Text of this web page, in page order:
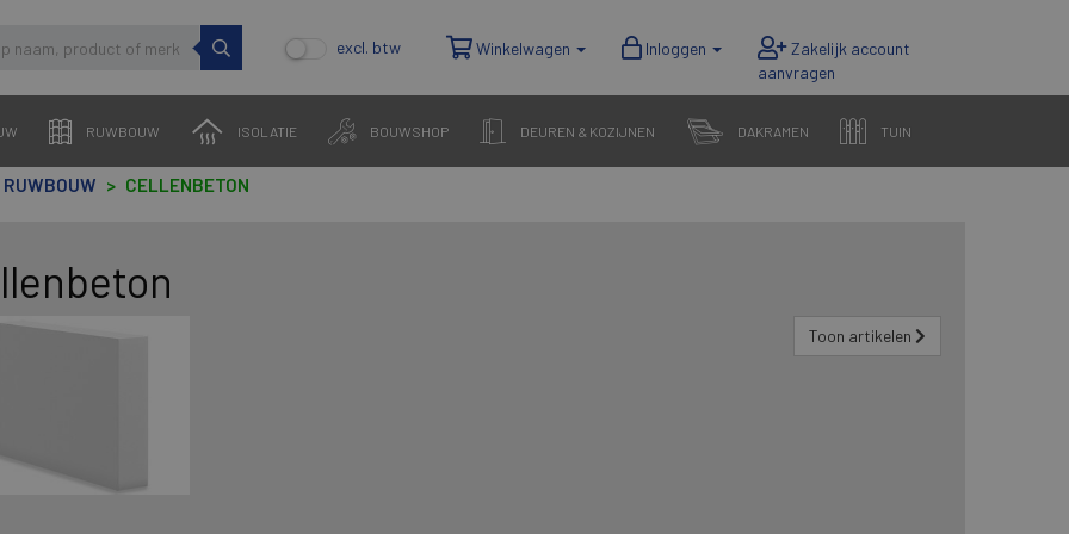
excl. btw Winkelwagen Inloggen
RUWBOUW ISOLATIE BOUWSHOP DEUREN & KOZIJNEN DAKRAMEN TUIN
RUWBOUW CELLENBETON
Toon artikelen